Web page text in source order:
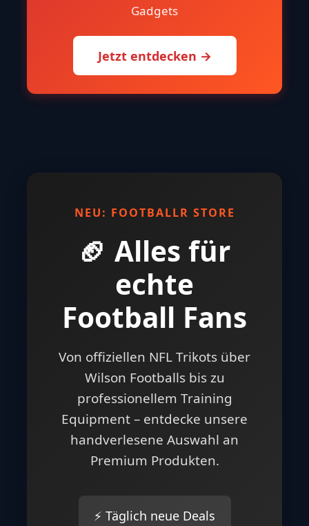
Gadgets
Jetzt entdecken →
NEU: FOOTBALLR STORE
🏈 Alles für
echte
Football Fans
Von offiziellen NFL Trikots über
Wilson Footballs bis zu
professionellem Training
Equipment – entdecke unsere
handverlesene Auswahl an
Premium Produkten.
⚡ Täglich neue Deals